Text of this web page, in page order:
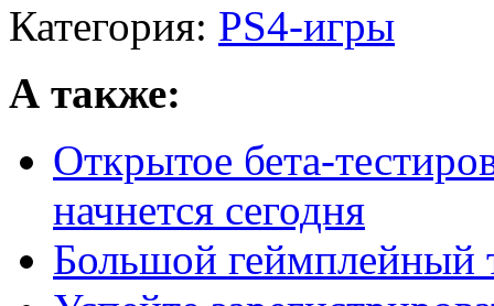
Категория: PS4-игры
А также:
Открытое бета-
начнется сегодня
Большой геймплейный